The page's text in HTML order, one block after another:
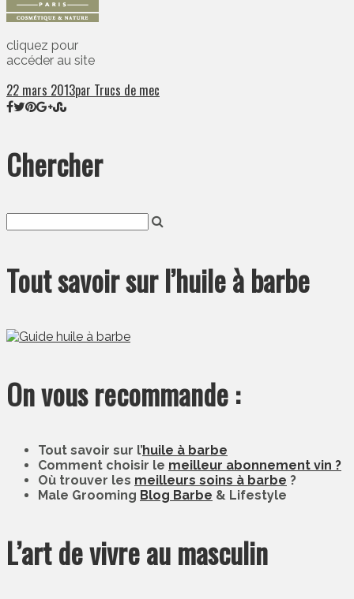
cliquez pour
accéder au site
22 mars 2013par Trucs de mec
Chercher
Tout savoir sur l’huile à barbe
On vous recommande :
Tout savoir sur l’huile à barbe
Comment choisir le meilleur abonnement vin ?
Où trouver les meilleurs soins à barbe ?
Male Grooming Blog Barbe & Lifestyle
L’art de vivre au masculin